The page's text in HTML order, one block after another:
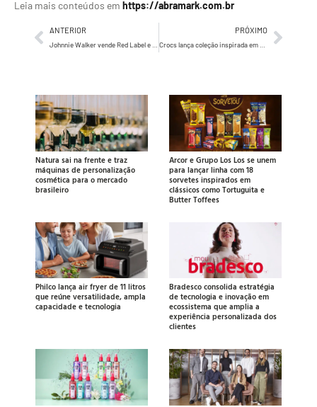
Leia mais conteúdos em https://abramark.com.br
ANTERIOR PRÓXIMO
Natura sai na frente e traz
máquinas de personalização
cosmética para o mercado
brasileiro
Arcor e Grupo Los Los se unem
para lançar linha com 18
sorvetes inspirados em
clássicos como Tortuguita e
Butter Toffees
Philco lança air fryer de 11 litros
que reúne versatilidade, ampla
capacidade e tecnologia
Bradesco consolida estratégia
de tecnologia e inovação em
ecossistema que amplia a
experiência personalizada dos
clientes